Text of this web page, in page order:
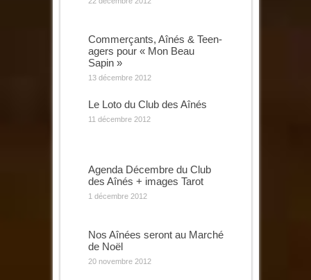
Commerçants, Aînés & Teen-
agers pour « Mon Beau
Sapin »
13 décembre 2012
Le Loto du Club des Aînés
11 décembre 2012
Agenda Décembre du Club
des Aînés + images Tarot
1 décembre 2012
Nos Aînées seront au Marché
de Noël
20 novembre 2012